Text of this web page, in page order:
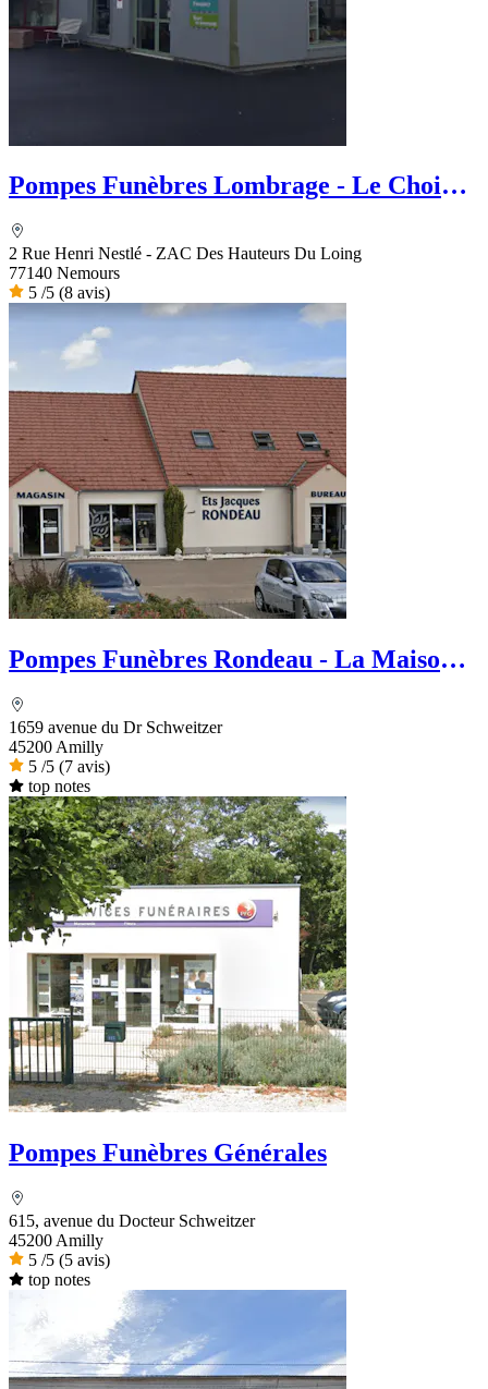
Pompes Funèbres Lombrage - Le Choix
2 Rue Henri Nestlé - ZAC Des Hauteurs Du Loing
77140 Nemours
5 /5 (8 avis)
Pompes Funèbres Rondeau - La Maison
1659 avenue du Dr Schweitzer
45200 Amilly
5 /5 (7 avis)
top notes
Pompes Funèbres Générales
615, avenue du Docteur Schweitzer
45200 Amilly
5 /5 (5 avis)
top notes